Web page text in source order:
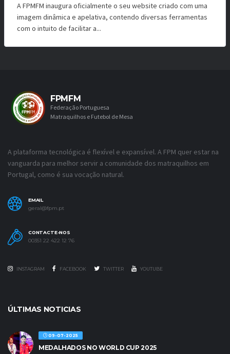
A FPMFM inaugura oficialmente o seu website criado com uma
imagem dinâmica e apelativa, contendo diversas ferramentas
com o intuito de facilitar a...
FPMFM
Federação Portuguesa
Matraquilhos e Futebol de Mesa
A plataforma tecnológica é flexível e expansível. A FPM quer estar na
vanguarda para melhor servir a comunidade dos matraquilhos em
Portugal, como é sua vocação natural.
EMAIL
geral@fpm.pt
CONTACTE-NOS
00351 22 422 12 76
INSTAGRAM FACEBOOK TWITTER YOUTUBE
ÚLTIMAS NOTICIAS
09-07-2025
MEDALHADOS NO WORLD CUP 2025